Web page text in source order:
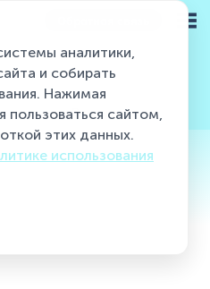
Впитывающие
аналитики,
и собирать
Нажимая
пользоваться сайтом,
этих данных.
использования